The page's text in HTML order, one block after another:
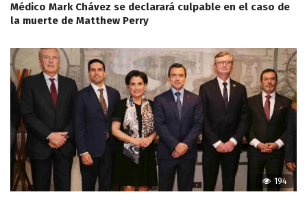
Médico Mark Chávez se declarará culpable en el caso de
la muerte de Matthew Perry
194